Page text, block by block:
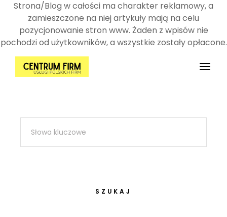
Strona/Blog w całości ma charakter reklamowy, a
zamieszczone na niej artykuły mają na celu
pozycjonowanie stron www. Żaden z wpisów nie
pochodzi od użytkowników, a wszystkie zostały opłacone.
SZUKAJ